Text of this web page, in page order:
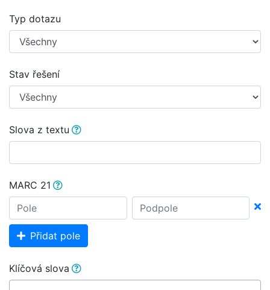
Typ dotazu
Stav řešení
Slova z textu
MARC 21
Přidat pole
Klíčová slova